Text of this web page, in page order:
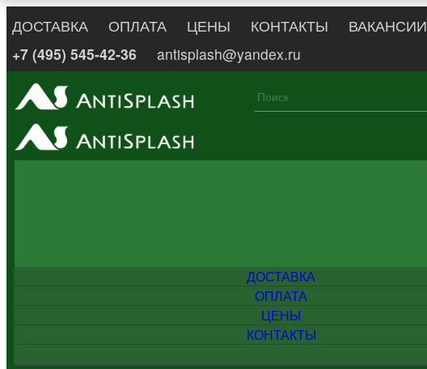
ДОСТАВКА ОПЛАТА ЦЕНЫ КОНТАКТЫ
ВАКАНСИИ
+7 (495) 545-42-36
antisplash@yandex.ru
ДОСТАВКА
ОПЛАТА
ЦЕНЫ
КОНТАКТЫ